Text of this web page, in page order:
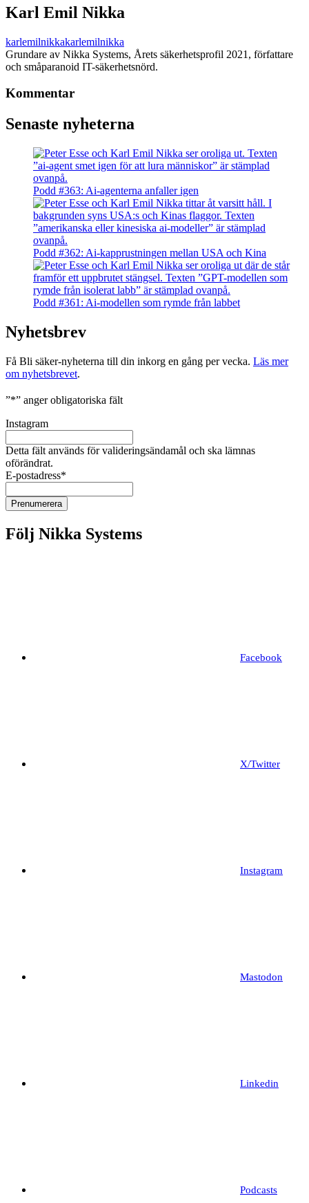
Karl Emil Nikka
karlemilnikkakarlemilnikka
Grundare av Nikka Systems, Årets säkerhetsprofil 2021, författare
och småparanoid IT-säkerhetsnörd.
Kommentar
Senaste nyheterna
Podd #363: Ai-agenterna anfaller igen
Podd #362: Ai-kapprustningen mellan USA och Kina
Podd #361: Ai-modellen som rymde från labbet
Nyhetsbrev
Få Bli säker-nyheterna till din inkorg en gång per vecka. Läs mer
om nyhetsbrevet.
”*” anger obligatoriska fält
Instagram
Detta fält används för valideringsändamål och ska lämnas
oförändrat.
E-postadress*
Följ Nikka Systems
Facebook
X/Twitter
Instagram
Mastodon
Linkedin
Podcasts